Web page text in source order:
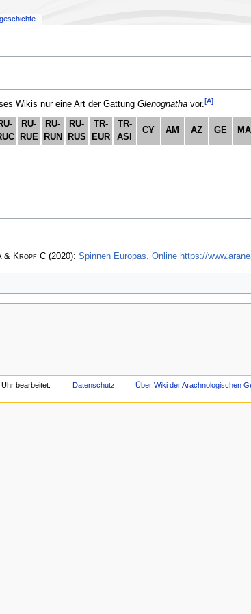
Wikis nur eine Art der Gattung Glenognathavor.[A]
RU-
RUE
RU-
RUN
RU-
RUS
TR-
EUR
TR-
ASI
CY AM AZ GE MA
& Kropf C(2020): Spinnen Europas. Online https://
bearbeitet. Datenschutz Über Wiki der Arachnologischen